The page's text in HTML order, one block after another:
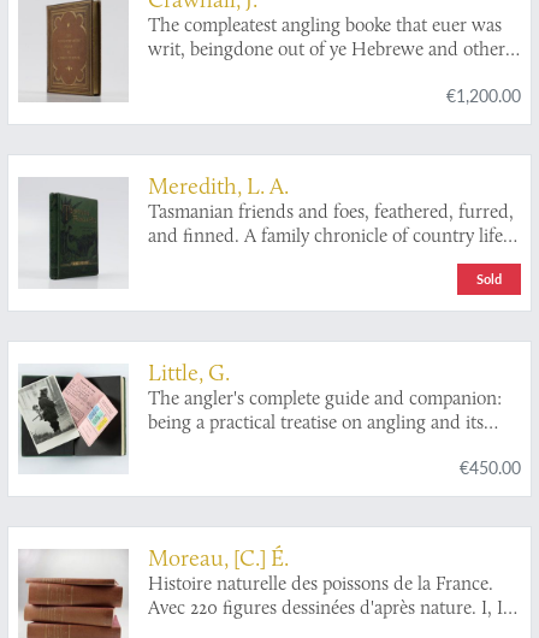
The compleatest angling booke that euer was
writ, beingdone out of ye Hebrewe and other
scvlptvres. [One of two known original
coloured copies].
€1,200.00
Meredith, L. A.
Tasmanian friends and foes, feathered, furred,
and finned. A family chronicle of country life,
natural history, and veritable adventure. With
coloured plates, from drawings by the author
and other illustrations. Second edition.
Sold
Little, G.
The angler's complete guide and companion:
being a practical treatise on angling and its
illustrations, in colours, of the artificial flies for
the different months, and highly finished
€450.00
Moreau, [C.] É.
Histoire naturelle des poissons de la France.
Avec 220 figures dessinées d'après nature. I, II,